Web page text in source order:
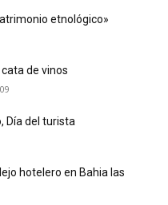
etnológico»
de vinos
Día del turista
hotelero en Bahia las